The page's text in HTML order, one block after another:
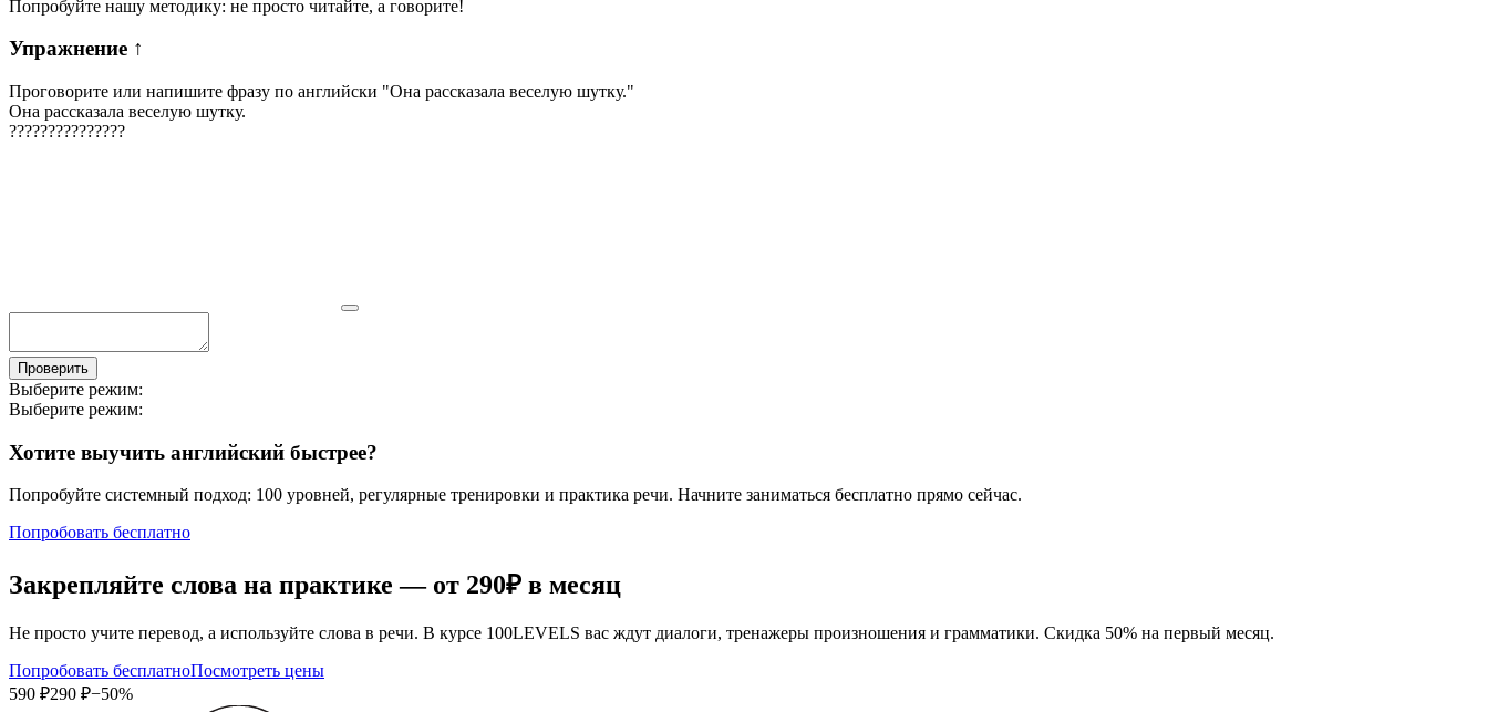
Попробуйте нашу методику: не просто читайте, а говорите!
Упражнение ↑
Проговорите или напишите фразу по английски "Она рассказала веселую шутку."
Она рассказала веселую шутку.
???????????????
Проверить
Выберите режим:
Выберите режим:
Хотите выучить английский быстрее?
Попробуйте системный подход: 100 уровней, регулярные тренировки и практика речи. Начните заниматься бесплатно прямо сейчас.
Попробовать бесплатно
Закрепляйте слова на практике — от 290₽ в месяц
Не просто учите перевод, а используйте слова в речи. В курсе 100LEVELS вас ждут диалоги, тренажеры произношения и грамматики. Скидка 50% на первый месяц.
Попробовать бесплатноПосмотреть цены
590 ₽290 ₽−50%